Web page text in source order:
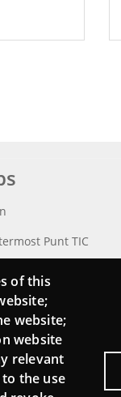
Punt TIC
of this
website;
website
relevant
the use